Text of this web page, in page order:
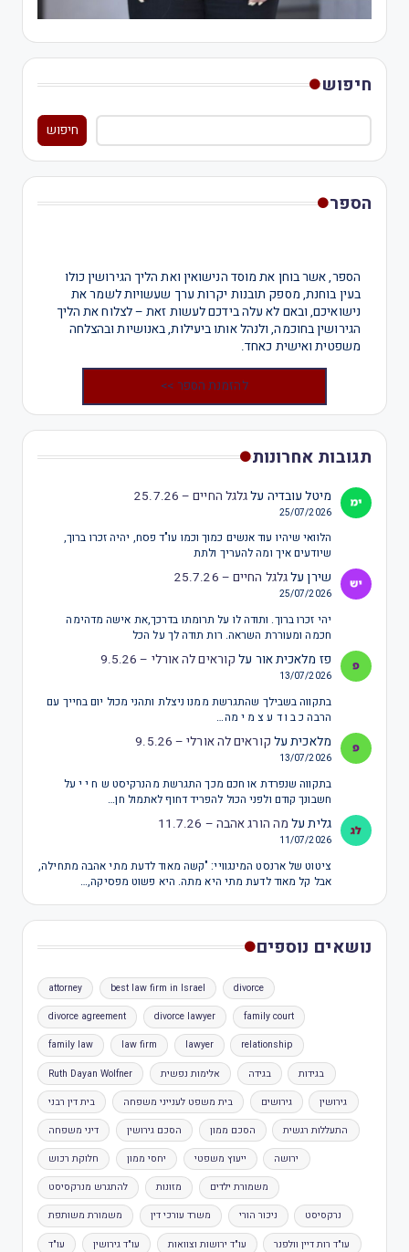
חיפוש
חיפוש
הספר
הספר, אשר בוחן את מוסד הנישואין ואת הליך הגירושין כולו
בעין בוחנת, מספק תובנות יקרות ערך שעשויות לשמר את
נישואיכם, ובאם לא עלה בידכם לעשות זאת – לצלוח את הליך
הגירושין בחוכמה, ולנהל אותו ביעילות, באנושיות ובהצלחה
משפטית ואישית כאחד.
להזמנת הספר >>
תגובות אחרונות
מיטל עובדיה עלגלגל החיים – 25.7.26
25/07/2026
הלוואי שיהיו עוד אנשים כמוך וכמו עו"ד פסח, יהיה זכרו ברוך,
שיודעים איך ומה להעריך ולתת
שירןעלגלגל החיים – 25.7.26
25/07/2026
יהי זכרו ברוך. ותודה לו על תרומתו בדרכך,את אישה מדהימה
חכמה ומעוררת השראה. רות תודה לך על הכל
פז מלאכית אור על קוראים לה אורלי – 9.5.26
13/07/2026
בתקווה בשבילך שהתגרשת ממנו ניצלת ותהני מכול יום בחייך עם
הרבה כ ב ו ד ע צ מ י מה…
מלאכיתעל קוראים לה אורלי – 9.5.26
13/07/2026
בתקווה שנפרדת או חכם מכך התגרשת מהנרקיסט ש ח י י על
חשבונך קודם ולפני הכול להפריד דחוף לאתמול חן…
גליתעל מה הורג אהבה – 11.7.26
11/07/2026
ציטוט של ארנסט המינגוויי: "קשה מאוד לדעת מתי אהבה מתחילה,
אבל קל מאוד לדעת מתי היא מתה. היא פשוט מפסיקה,…
נושאים נוספים
attorney best law firm in Israel divorce
divorce agreement divorce lawyer family court
family law law firm lawyer relationship
Ruth Dayan Wolfner אלימות נפשית בגידה בגידות
בית דין רבני בית משפט לענייני משפחה גירושים גירושין
דיני משפחה הסכם גירושין הסכם ממון התעללות רגשית
חלוקת רכוש יחסי ממון ייעוץ משפטי ירושה
להתגרש מנרקסיסט מזונות משמורת ילדים
משמורת משותפת משרד עורכי דין ניכור הורי נרקסיסט
עו"ד עו"ד גירושין עו"ד ירושות וצוואות עו"ד רות דיין וולפנר